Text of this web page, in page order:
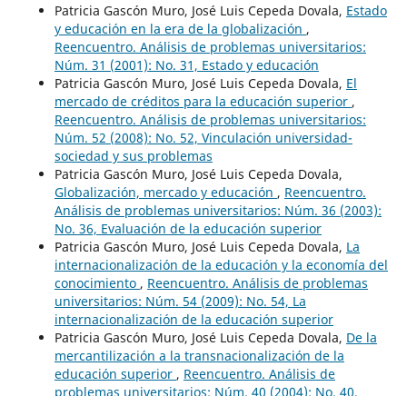
Patricia Gascón Muro, José Luis Cepeda Dovala, Estado
y educación en la era de la globalización ,
Reencuentro. Análisis de problemas universitarios:
Núm. 31 (2001): No. 31, Estado y educación
Patricia Gascón Muro, José Luis Cepeda Dovala, El
mercado de créditos para la educación superior ,
Reencuentro. Análisis de problemas universitarios:
Núm. 52 (2008): No. 52, Vinculación universidad-
sociedad y sus problemas
Patricia Gascón Muro, José Luis Cepeda Dovala,
Globalización, mercado y educación , Reencuentro.
Análisis de problemas universitarios: Núm. 36 (2003):
No. 36, Evaluación de la educación superior
Patricia Gascón Muro, José Luis Cepeda Dovala, La
internacionalización de la educación y la economía del
conocimiento , Reencuentro. Análisis de problemas
universitarios: Núm. 54 (2009): No. 54, La
internacionalización de la educación superior
Patricia Gascón Muro, José Luis Cepeda Dovala, De la
mercantilización a la transnacionalización de la
educación superior , Reencuentro. Análisis de
problemas universitarios: Núm. 40 (2004): No. 40,